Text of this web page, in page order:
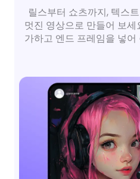
릴스부터 쇼츠까지, 텍스
멋진 영상으로 만들어 보
가하고 엔드 프레임을 넣